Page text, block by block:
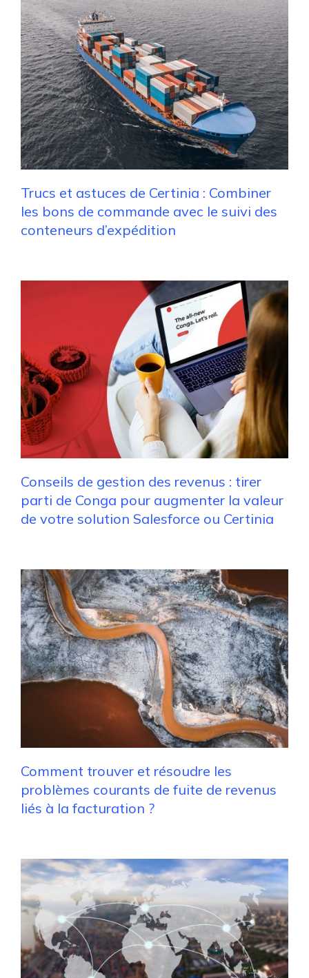
Trucs et astuces de Certinia : Combiner
les bons de commande avec le suivi des
conteneurs d’expédition
Conseils de gestion des revenus : tirer
parti de Conga pour augmenter la valeur
de votre solution Salesforce ou Certinia
Comment trouver et résoudre les
problèmes courants de fuite de revenus
liés à la facturation ?